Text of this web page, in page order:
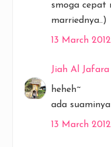
smoga cepat
marriednya..)
13 March
Jiah Al Jafara
heheh~
ada
13 March